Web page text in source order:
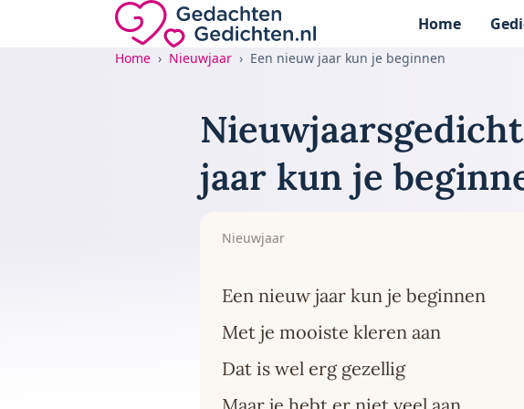
Direct naar de inhoud
Gedachten-Gedichten.nl — naar de homepage
Home
Home Nieuwjaar Een nieuw jaar kun je beginnen
jaar kun je
Nieuwjaar
Een nieuw jaar kun je beginnen
Met je mooiste kleren aan
Dat is wel erg gezellig